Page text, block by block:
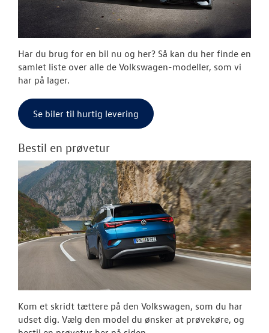
RESERVEDELE
NYHEDER
OM OS
Har du brug for en bil nu og her? Så kan du her finde en
samlet liste over alle de Volkswagen-modeller, som vi
har på lager.
Se biler til hurtig levering
Bestil en prøvetur
Kom et skridt tættere på den Volkswagen, som du har
udset dig. Vælg den model du ønsker at prøvekøre, og